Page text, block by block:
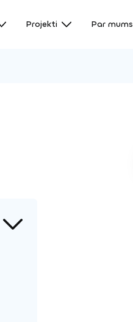
Projekti Par mums